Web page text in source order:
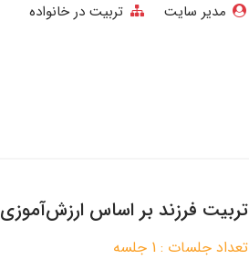
مدیر سایت تربیت در خانواده
تربیت فرزند بر اساس ارزش‌آموزی
تعداد جلسات : 1 جلسه